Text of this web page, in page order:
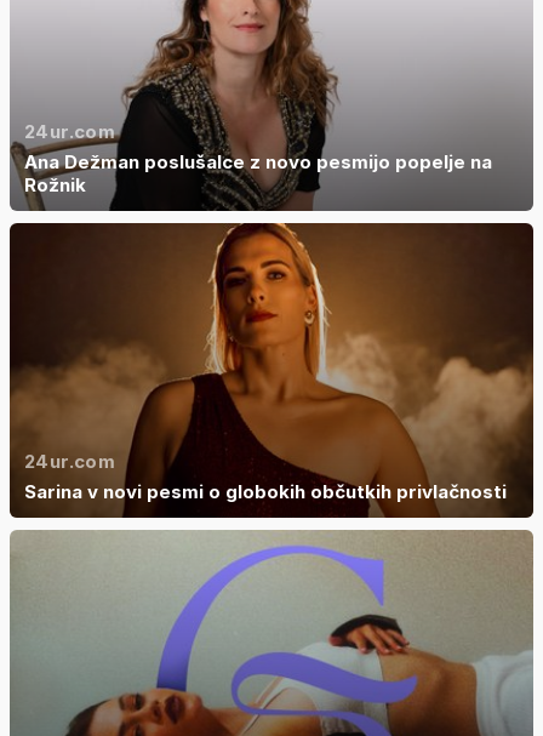
24ur.com
Ana Dežman poslušalce z novo pesmijo popelje na
Rožnik
24ur.com
Sarina v novi pesmi o globokih občutkih privlačnosti